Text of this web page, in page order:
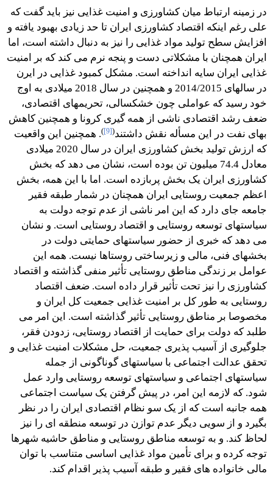
در زمینه ارتباط میان کشاورزی و امنیت غذایی نیز باید گفت که
علی رغم اینکه اقتصاد کشاورزی ایران تا حد زیادی بهبود یافته و
افزایش سطح تولید مواد غذایی را نیز به دنبال داشته است، اما
ایران همچنان با مشکلاتی دست و پنجه نرم می کند که بر امنیت
غذایی ایران سایه انداخته است. مشکل کمبود غذایی در ایرن
در سالهای 2014/2015 و همچنین در سال 2018 میلادی به اوج
خود رسید که عواملی چون خشکسالی، تحریمهای اقتصادی،
ضعف رشد اقتصادی ناشی از همه گیری کرونا و همچنین کاهش
بهای نفت در این مسأله نقش داشتند(
[9]
). همچنین این واقعیت
که ارزش تولید بخش کشاورزی ایران در سال 2020 میلادی
معادل 74.4 میلیون تن بوده است، نشان می دهد که بخش
کشاورزی ایران یک بخش پربازده است. اما با این همه، بخش
اعظم جمعیت روستایی ایران همچنان در شمار طبقه فقیر
جامعه جای دارد که این امر ناشی از عدم توجه دولت به
سیاستهای توسعه روستایی و اقتصاد روستایی است. و نشان
می دهد که خبری از حضور سیاستهای حمایتی دولت در
بخشهای فنی، مالی و زیرساختی روستاها نیست. همه این
عوامل بر زندگی مناطق روستایی تأثیر منفی گذاشته و اقتصاد
کشاورزی را نیز تحت تأثیر قرار داده است. ضعف اقتصاد
روستایی به طور کل بر امنیت غذایی جمعیت کل ایران و
مخصوصا بر مناطق روستایی تأثیر گذاشته است. این امر می
طلبد که دولت برای حمایت از اقتصاد روستایی، زدودن فقر،
جلوگیری از آسیب پذیری جمعیت، حل مشکلات امنیت غذایی و
تحقق عدالت اجتماعی با سیاستهای گوناگونی از جمله
سیاستهای اجتماعی و سیاستهای توسعه روستایی وارد عمل
شود. که لازمه این امر، در پیش گرفتن یک سیاست اجتماعی
همه جانبه است که از یک سو نظام اقتصادی ایران را در نظر
بگیرد و از سویی دیگر عدم توازن در توسعه منطقه ای را نیز
لحاظ کند. و به توسعه مناطق روستایی و مناطق حاشیه شهرها
توجه کرده و برای تأمین مواد غذایی اساسی متناسب با توان
مالی خانواده های فقیر و طبقه آسیب پذیر اقدام کند.